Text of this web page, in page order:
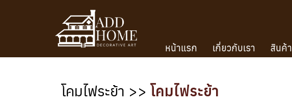
หน้าแรก เกี่ยวกับเรา สินค้า
โคมไฟระย้า >>โคมไฟระย้า